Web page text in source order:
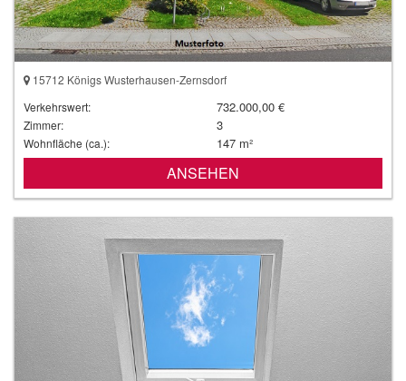
15712 Königs Wusterhausen-Zernsdorf
Verkehrswert:
732.000,00 €
Zimmer: 3
Wohnfläche (ca.): 147 m²
ANSEHEN